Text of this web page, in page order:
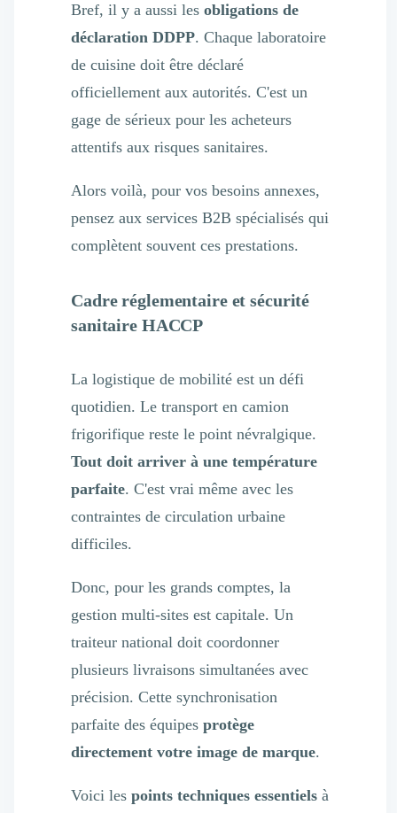
Bref, il y a aussi les obligations de
déclaration DDPP. Chaque laboratoire
de cuisine doit être déclaré
officiellement aux autorités. C'est un
gage de sérieux pour les acheteurs
attentifs aux risques sanitaires.
Alors voilà, pour vos besoins annexes,
pensez aux services B2B spécialisés qui
complètent souvent ces prestations.
Cadre réglementaire et sécurité
sanitaire HACCP
La logistique de mobilité est un défi
quotidien. Le transport en camion
frigorifique reste le point névralgique.
Tout doit arriver à une température
parfaite. C'est vrai même avec les
contraintes de circulation urbaine
difficiles.
Donc, pour les grands comptes, la
gestion multi-sites est capitale. Un
traiteur national doit coordonner
plusieurs livraisons simultanées avec
précision. Cette synchronisation
parfaite des équipes protège
directement votre image de marque.
Voici les points techniques essentiels à